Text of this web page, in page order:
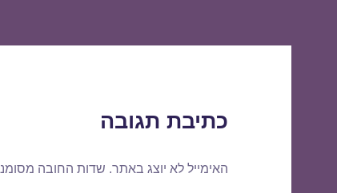
כתיבת תגובה
האימייל לא יוצג באתר. שדות החובה